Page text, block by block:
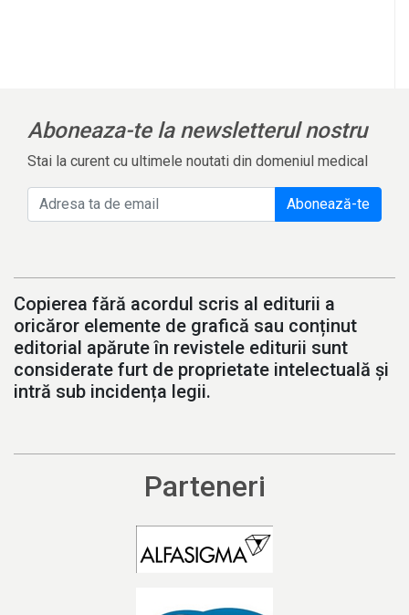
Aboneaza-te la newsletterul nostru
Stai la curent cu ultimele noutati din domeniul medical
Abonează-te
Copierea fără acordul scris al editurii a
oricăror elemente de grafică sau conținut
editorial apărute în revistele editurii sunt
considerate furt de proprietate intelectuală și
intră sub incidența legii.
Parteneri